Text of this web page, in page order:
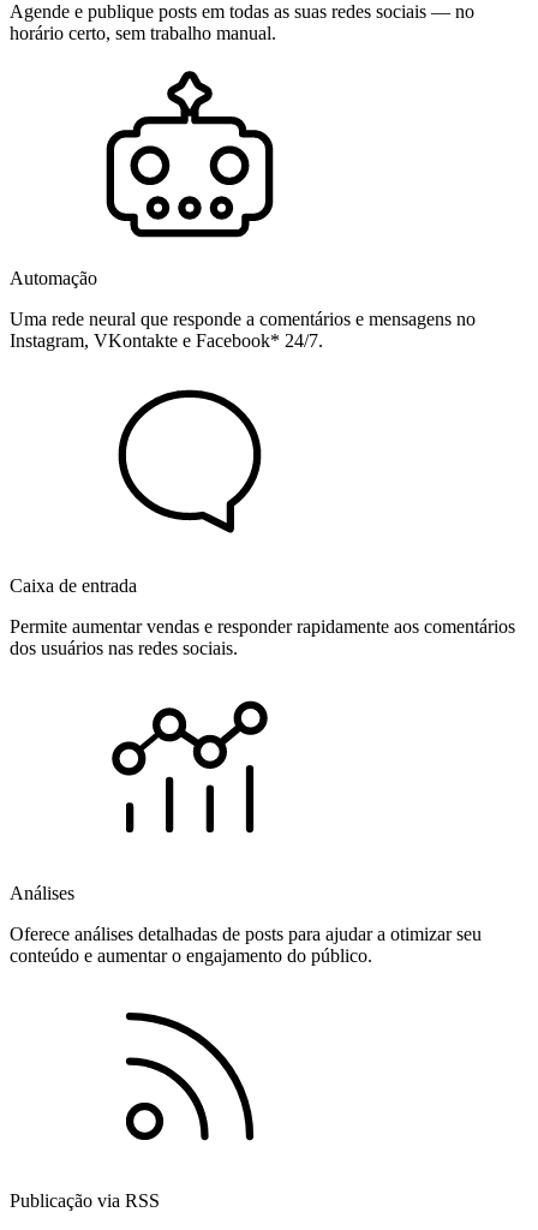
Agende e publique posts em todas as suas redes sociais — no
horário certo, sem trabalho manual.
Automação
Uma rede neural que responde a comentários e mensagens no
Instagram, VKontakte e Facebook* 24/7.
Caixa de entrada
Permite aumentar vendas e responder rapidamente aos comentários
dos usuários nas redes sociais.
Análises
Oferece análises detalhadas de posts para ajudar a otimizar seu
conteúdo e aumentar o engajamento do público.
Publicação via RSS